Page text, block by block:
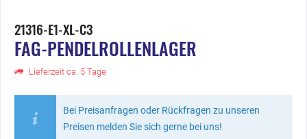
21316-E1-XL-C3
FAG-PENDELROLLENLAGER
Lieferzeit ca. 5 Tage
Bei Preisanfragen oder Rückfragen zu unseren
Preisen melden Sie sich gerne bei uns!